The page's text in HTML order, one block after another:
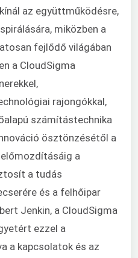
az együttműködésre,
miközben a
fejlődő világában
a CloudSigma
rajongókkal,
számítástechnika
ösztönzésétől a
a
a tudás
és a felhőipar
Jenkin, a CloudSigma
ezzel a
a kapcsolatok és az